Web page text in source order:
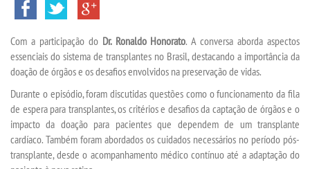
MATRÍCULA
EDITAL
DESTAQUES
UNIESP NEWS
Com a participação do Dr. Ronaldo Honorato. A conversa aborda aspectos
essenciais do sistema de transplantes no Brasil, destacando a importância da
doação de órgãos e os desafios envolvidos na preservação de vidas.
Durante o episódio, foram discutidas questões como o funcionamento da fila
de espera para transplantes, os critérios e desafios da captação de órgãos e o
impacto da doação para pacientes que dependem de um transplante
cardíaco. Também foram abordados os cuidados necessários no período pós-
transplante, desde o acompanhamento médico contínuo até a adaptação do